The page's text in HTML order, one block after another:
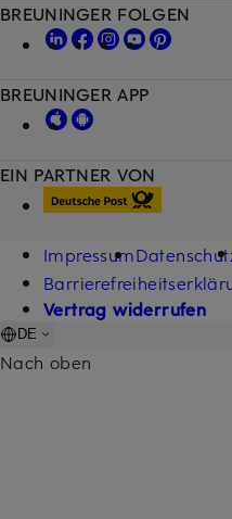
EIN PARTNER VON
BREUNINGER FOLGEN
BREUNINGER APP
Impressum
Vertrag widerrufen
DE
Nach oben